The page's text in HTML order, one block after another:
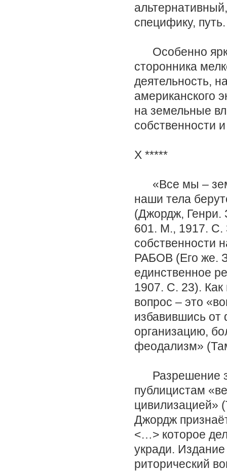
специфику, путь.
Особенно ярко
сторонника
деятельность,
американского
на земельные
собственности
X *****
«Все мы –
наши тела
(Джордж,
601. М., 1917. С.
собственности
РАБОВ (Его же.
единственное
1907. С. 23).
вопрос – это
избавившись
организацию,
феодализм»
Разрешение
публицистам
цивилизацией»
Джордж
<…> которое
укради.
риторический